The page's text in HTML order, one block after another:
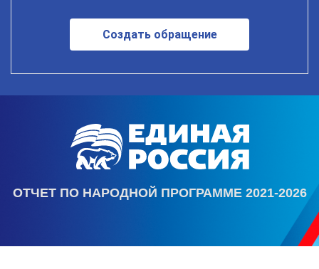
Создать обращение
ОТЧЕТ ПО НАРОДНОЙ ПРОГРАММЕ 2021-2026